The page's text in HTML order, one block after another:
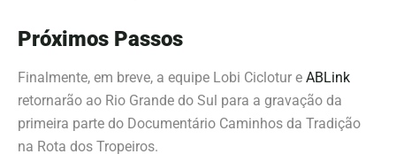
Próximos Passos
Finalmente, em breve, a equipe Lobi Ciclotur e ABLink
retornarão ao Rio Grande do Sul para a gravação da
primeira parte do Documentário Caminhos da Tradição
na Rota dos Tropeiros.